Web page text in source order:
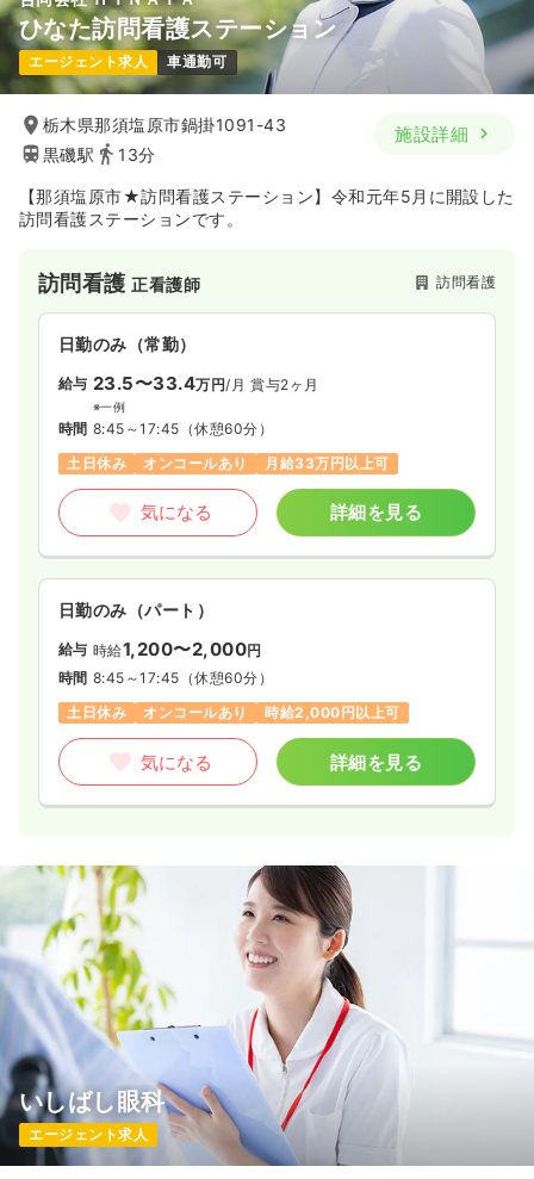
ひなた訪問看護ステーション
エージェント求人 車通勤可
栃木県那須塩原市鍋掛1091-43
黒磯駅
13分
施設詳細
【那須塩原市★訪問看護ステーション】令和元年5月に開設した
訪問看護ステーションです。
訪問看護正看護師 訪問看護
日勤のみ（常勤）
給与 23.5〜33.4万円/月 賞与2ヶ月
※一例
時間 8:45～17:45 （休憩60分）
土日休み
オンコールあり 月給33万円以上可
気になる 詳細を見る
日勤のみ（パート）
給与 時給1,200〜2,000円
時間 8:45～17:45 （休憩60分）
土日休み
オンコールあり 時給2,000円以上可
気になる 詳細を見る
いしばし眼科
エージェント求人